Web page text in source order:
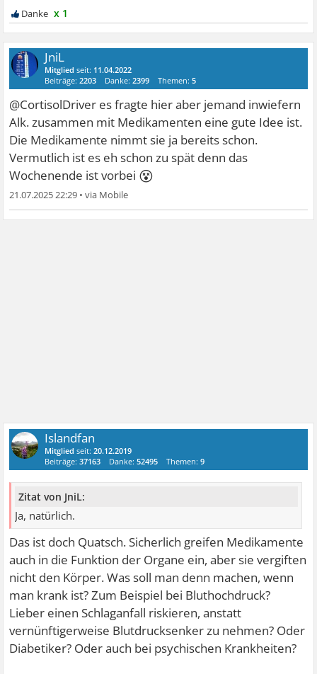
x 1
JniL
Mitglied seit: 11.04.2022
Beiträge:2203 Danke:2399 Themen:5
@CortisolDriver es fragte hier aber jemand inwiefern
Alk. zusammen mit Medikamenten eine gute Idee ist.
Die Medikamente nimmt sie ja bereits schon.
Vermutlich ist es eh schon zu spät denn das
Wochenende ist vorbei 😵
21.07.2025 22:29 •
Islandfan
Mitglied seit:20.12.2019
Beiträge:37163 Danke:52495 Themen:9
Zitat von JniL:
Ja, natürlich.
Das ist doch Quatsch. Sicherlich greifen Medikamente
auch in die Funktion der Organe ein, aber sie vergiften
nicht den Körper. Was soll man denn machen, wenn
man krank ist? Zum Beispiel bei Bluthochdruck?
Lieber einen Schlaganfall riskieren, anstatt
vernünftigerweise Blutdrucksenker zu nehmen? Oder
Diabetiker? Oder auch bei psychischen Krankheiten?